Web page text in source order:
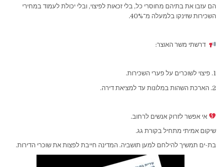
הם עזבו את בתיהם מחוסרי כל, בלי זכאות לפיצוי, ובלי יכולת לעמוד במחירי
השכירות שזינקו בלמעלה מ־40%.
דרשתי משר האוצר:
1. פיצוי לשוכרים על פערי השכירות.
2. הארכת השהות במלונות עד למציאת דירה.
אי אפשר לזרוק אנשים לרחוב.
שיקום אמיתי מתחיל בקורת גג.
בת-ים תמשיך להילחם למען תושביה. המדינה חייבת לפצות את שוכרי הדירות.